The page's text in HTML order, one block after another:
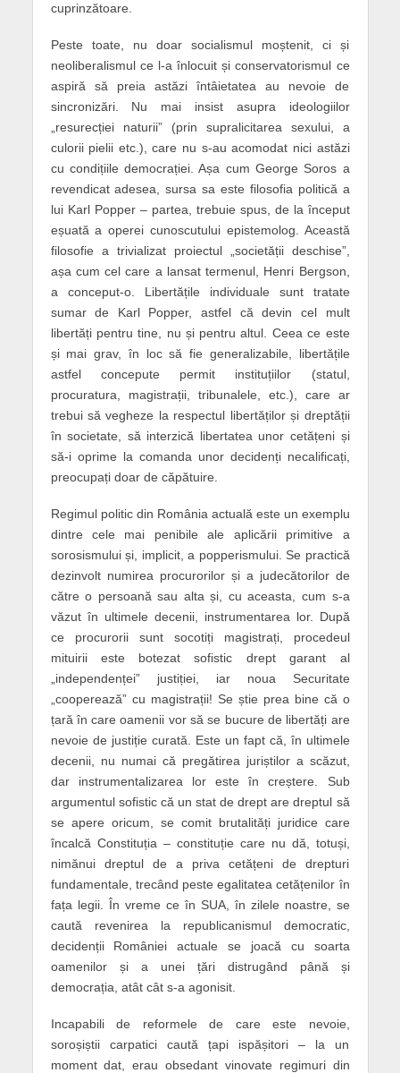
cuprinzătoare.
Peste toate, nu doar socialismul moștenit, ci și
neoliberalismul ce l-a înlocuit și conservatorismul ce
aspiră să preia astăzi întâietatea au nevoie de
sincronizări. Nu mai insist asupra ideologiilor
„resurecției naturii” (prin supralicitarea sexului, a
culorii pielii etc.), care nu s-au acomodat nici astăzi
cu condițiile democrației. Așa cum George Soros a
revendicat adesea, sursa sa este filosofia politică a
lui Karl Popper – partea, trebuie spus, de la început
eșuată a operei cunoscutului epistemolog. Această
filosofie a trivializat proiectul „societății deschise”,
așa cum cel care a lansat termenul, Henri Bergson,
a conceput-o. Libertățile individuale sunt tratate
sumar de Karl Popper, astfel că devin cel mult
libertăți pentru tine, nu și pentru altul. Ceea ce este
și mai grav, în loc să fie generalizabile, libertățile
astfel concepute permit instituțiilor (statul,
procuratura, magistrații, tribunalele, etc.), care ar
trebui să vegheze la respectul libertăților și dreptății
în societate, să interzică libertatea unor cetățeni și
să-i oprime la comanda unor decidenți necalificați,
preocupați doar de căpătuire.
Regimul politic din România actuală este un exemplu
dintre cele mai penibile ale aplicării primitive a
sorosismului și, implicit, a popperismului. Se practică
dezinvolt numirea procurorilor și a judecătorilor de
către o persoană sau alta și, cu aceasta, cum s-a
văzut în ultimele decenii, instrumentarea lor. După
ce procurorii sunt socotiți magistrați, procedeul
mituirii este botezat sofistic drept garant al
„independenței” justiției, iar noua Securitate
„cooperează” cu magistrații! Se știe prea bine că o
țară în care oamenii vor să se bucure de libertăți are
nevoie de justiție curată. Este un fapt că, în ultimele
decenii, nu numai că pregătirea juriștilor a scăzut,
dar instrumentalizarea lor este în creștere. Sub
argumentul sofistic că un stat de drept are dreptul să
se apere oricum, se comit brutalități juridice care
încalcă Constituția – constituție care nu dă, totuși,
nimănui dreptul de a priva cetățeni de drepturi
fundamentale, trecând peste egalitatea cetățenilor în
fața legii. În vreme ce în SUA, în zilele noastre, se
caută revenirea la republicanismul democratic,
decidenții României actuale se joacă cu soarta
oamenilor și a unei țări distrugând până și
democrația, atât cât s-a agonisit.
Incapabili de reformele de care este nevoie,
soroșiștii carpatici caută țapi ispășitori – la un
moment dat, erau obsedant vinovate regimuri din